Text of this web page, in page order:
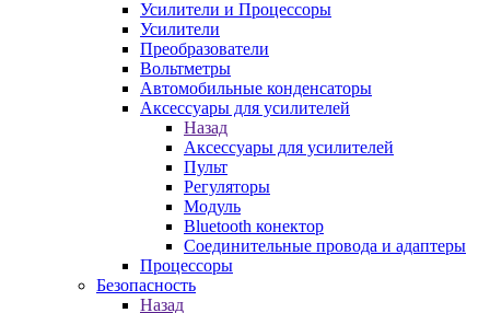
Усилители и Процессоры
Усилители
Преобразователи
Вольтметры
Автомобильные конденсаторы
Аксессуары для усилителей
Назад
Аксессуары для усилителей
Пульт
Регуляторы
Модуль
Bluetooth конектор
Соединительные провода и адаптеры
Процессоры
Безопасность
Назад